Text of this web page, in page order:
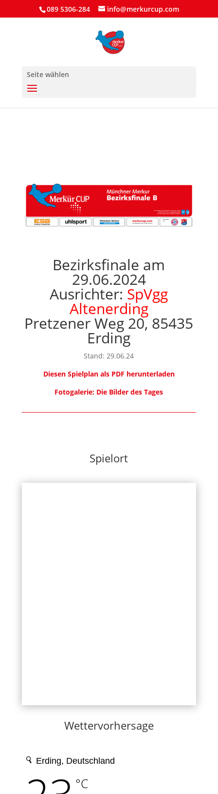
089 5306-284 info@merkurcup.com
Seite wählen
Bezirksfinale am
29.06.2024
Ausrichter: SpVgg
Altenerding
Pretzener Weg 20, 85435
Erding
Stand: 29.06.24
Diesen Spielplan als PDF herunterladen
Fotogalerie: Die Bilder des Tages
Spielort
Wettervorhersage